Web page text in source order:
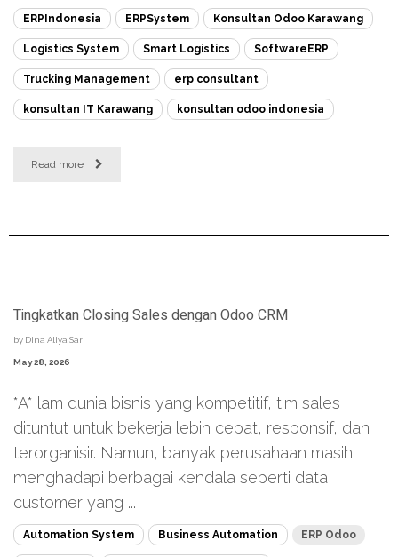
ERPIndonesia ERPSystem Konsultan Odoo Karawang
Logistics System Smart Logistics SoftwareERP
Trucking Management erp consultant
konsultan IT Karawang konsultan odoo indonesia
Read more
Tingkatkan Closing Sales dengan Odoo CRM
by Dina Aliya Sari
May 28, 2026
*A* lam dunia bisnis yang kompetitif, tim sales
dituntut untuk bekerja lebih cepat, responsif, dan
terorganisir. Namun, banyak perusahaan masih
menghadapi berbagai kendala seperti data
customer yang ...
Automation System Business Automation ERP Odoo